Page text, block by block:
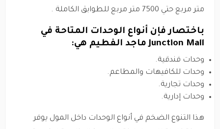
متر مربع حتي 7500 متر مربع للطوابق الكاملة .
باختصار فإن أنواع الوحدات المتاحة في
Junction Mall ماجد الفطيم هي:
وحدات فندقية.
وحدات للكافيهات والمطاعم.
وحدات تجارية.
وحدات إدارية.
هذا التنوع الضخم في أنواع الوحدات داخل المول يوفر